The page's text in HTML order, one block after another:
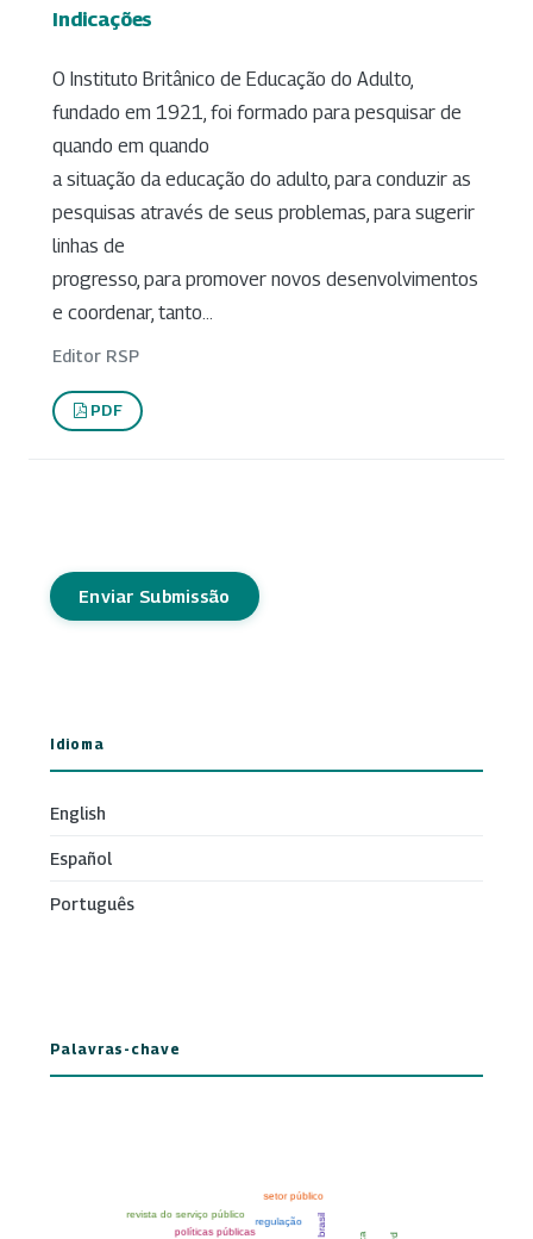
Indicações
O Instituto Britânico de Educação do Adulto,
fundado em 1921, foi formado para pesquisar de
quando em quando
a situação da educação do adulto, para conduzir as
pesquisas através de seus problemas, para sugerir
linhas de
progresso, para promover novos desenvolvimentos
e coordenar, tanto...
Editor RSP
PDF
Enviar Submissão
Idioma
English
Español
Português
Palavras-chave